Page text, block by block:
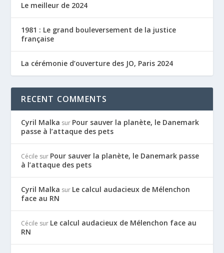
Le meilleur de 2024
1981 : Le grand bouleversement de la justice
française
La cérémonie d’ouverture des JO, Paris 2024
RECENT COMMENTS
Cyril Malka sur Pour sauver la planète, le Danemark
passe à l’attaque des pets
Cécile sur Pour sauver la planète, le Danemark passe
à l’attaque des pets
Cyril Malka sur Le calcul audacieux de Mélenchon
face au RN
Cécile sur Le calcul audacieux de Mélenchon face au
RN